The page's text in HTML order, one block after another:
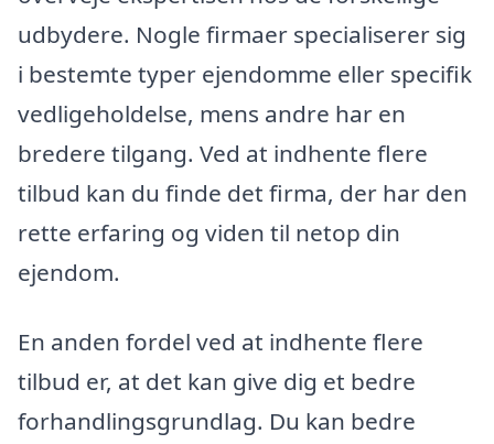
udbydere. Nogle firmaer specialiserer sig
i bestemte typer ejendomme eller specifik
vedligeholdelse, mens andre har en
bredere tilgang. Ved at indhente flere
tilbud kan du finde det firma, der har den
rette erfaring og viden til netop din
ejendom.
En anden fordel ved at indhente flere
tilbud er, at det kan give dig et bedre
forhandlingsgrundlag. Du kan bedre